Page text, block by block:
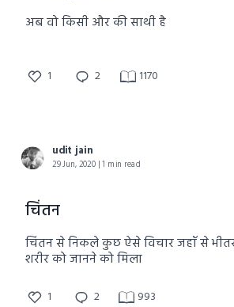
अब वो किसी और की साथी है
1 2 1170
udit jain
29 Jun, 2020 | 1 min read
चिंतन
चिंतन से निकले कुछ ऐसे विचार जहाँ से
शरीर को जानने को मिला
1 2 993